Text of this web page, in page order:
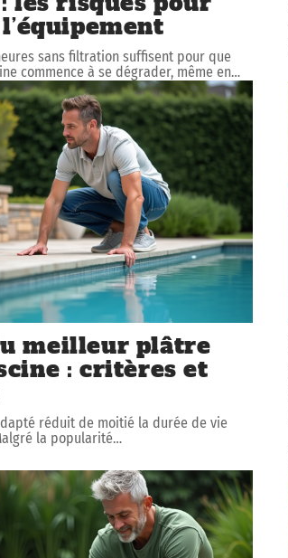
sans filtration suffisent pour que
commence à se dégrader, même en…
meilleur plâtre
: critères et
réduit de moitié la durée de vie
la popularité…